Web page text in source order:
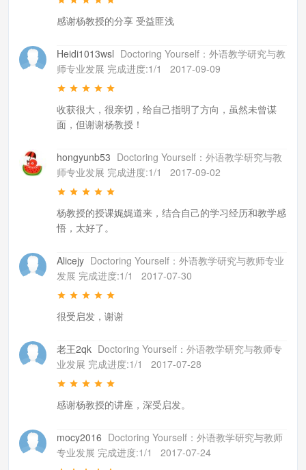
感谢杨教授的分享 受益匪浅
Heidi1013wsl Doctoring Yourself：外语教学研究与教
师专业发展 完成进度:1/1
2017-09-09
收获很大，很亲切，给自己指明了方向，虽然未曾谋
面，但谢谢杨教授！
hongyunb53 Doctoring Yourself：外语教学研究与教
师专业发展 完成进度:1/1
2017-09-02
杨教授的授课娓娓道来，结合自己的学习经历和教学感
悟，太好了。
Alicejy Doctoring Yourself：外语教学研究与教师专业
发展 完成进度:1/1
2017-07-30
很受启发，谢谢
老王2qk Doctoring Yourself：外语教学研究与教师专
业发展 完成进度:1/1
2017-07-28
感谢杨教授的讲座，深受启发。
mocy2016 Doctoring Yourself：外语教学研究与教师
专业发展 完成进度:1/1
2017-07-24